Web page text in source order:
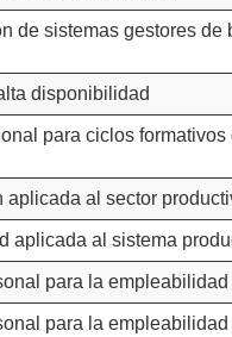
de sistemas gestores de
disponibilidad
para ciclos formativos
aplicada al sector
aplicada al sistema
para la empleabilidad I
para la empleabilidad II